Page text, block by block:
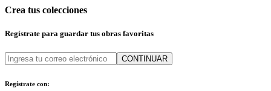
Crea tus colecciones
Regístrate para guardar tus obras favoritas
CONTINUAR
Regístrate con: